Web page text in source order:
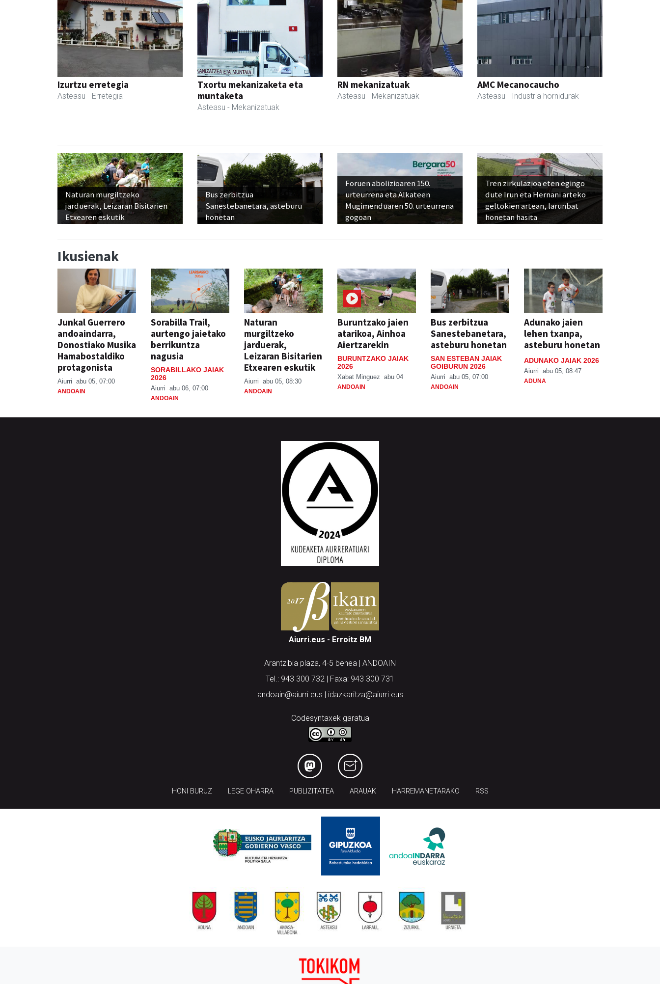
Izurtzu erretegia
Asteasu - Erretegia
Txortu mekanizaketa eta
muntaketa
Asteasu - Mekanizatuak
RN mekanizatuak
Asteasu - Mekanizatuak
AMC Mecanocaucho
Asteasu - Industria hornidurak
Naturan murgiltzeko
jarduerak, Leizaran Bisitarien
Etxearen eskutik
Bus zerbitzua
Sanestebanetara, asteburu
honetan
Foruen abolizioaren 150.
urteurrena eta Alkateen
Mugimenduaren 50. urteurrena
gogoan
Tren zirkulazioa eten egingo
dute Irun eta Hernani arteko
geltokien artean, larunbat
honetan hasita
Ikusienak
Junkal Guerrero
andoaindarra,
Donostiako Musika
Hamabostaldiko
protagonista
Aiurri abu 05, 07:00
ANDOAIN
Sorabilla Trail,
aurtengo jaietako
berrikuntza
nagusia
SORABILLAKO JAIAK
2026
Aiurri abu 06, 07:00
ANDOAIN
Naturan
murgiltzeko
jarduerak,
Leizaran Bisitarien
Etxearen eskutik
Aiurri abu 05, 08:30
ANDOAIN
Buruntzako jaien
atarikoa, Ainhoa
Aiertzarekin
BURUNTZAKO JAIAK
2026
Xabat Minguez abu 04
ANDOAIN
Bus zerbitzua
Sanestebanetara,
asteburu honetan
SAN ESTEBAN JAIAK
GOIBURUN 2026
Aiurri abu 05, 07:00
ANDOAIN
Adunako jaien
lehen txanpa,
asteburu honetan
ADUNAKO JAIAK 2026
Aiurri abu 05, 08:47
ADUNA
Aiurri.eus - Erroitz BM
Arantzibia plaza, 4-5 behea | ANDOAIN
Tel.: 943 300 732 | Faxa: 943 300 731
andoain@aiurri.eus | idazkaritza@aiurri.eus
Codesyntaxek garatua
HONI BURUZ LEGE OHARRA PUBLIZITATEA ARAUAK HARREMANETARAKO RSS